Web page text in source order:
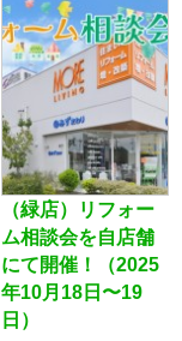
（緑店）リフォー
ム相談会を自店舗
にて開催！（2025
年10月18日〜19
日）